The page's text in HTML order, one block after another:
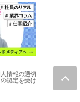
情報の適切
認定を受け